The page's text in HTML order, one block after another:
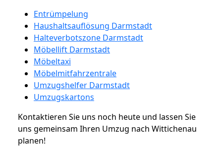
Entrümpelung
Haushaltsauflösung Darmstadt
Halteverbotszone Darmstadt
Möbellift Darmstadt
Möbeltaxi
Möbelmitfahrzentrale
Umzugshelfer Darmstadt
Umzugskartons
Kontaktieren Sie uns noch heute und lassen Sie
uns gemeinsam Ihren Umzug nach Wittichenau
planen!